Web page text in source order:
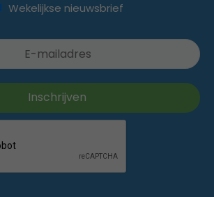
Wekelijkse nieuwsbrief